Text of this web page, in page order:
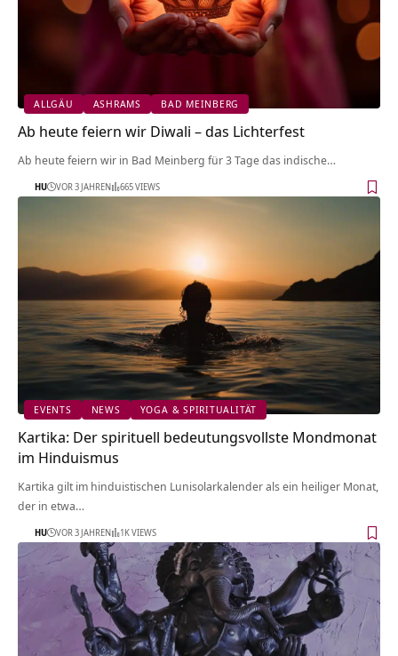
ALLGÄU ASHRAMS BAD MEINBERG
Ab heute feiern wir Diwali – das Lichterfest
Ab heute feiern wir in Bad Meinberg für 3 Tage das indische…
HU VOR 3 JAHREN 665 VIEWS
EVENTS NEWS YOGA & SPIRITUALITÄT
Kartika: Der spirituell bedeutungsvollste Mondmonat
im Hinduismus
Kartika gilt im hinduistischen Lunisolarkalender als ein heiliger Monat,
der in etwa…
HU VOR 3 JAHREN 1K VIEWS